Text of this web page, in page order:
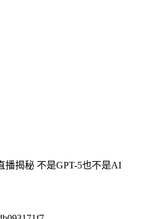
播揭秘 不是GPT-5也不是AI